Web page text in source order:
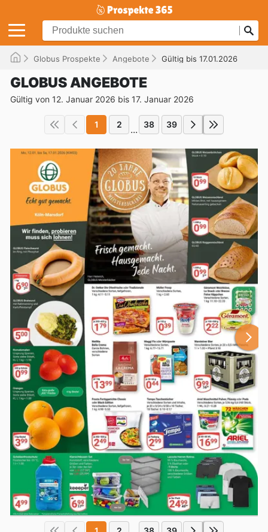
Globus Prospekte Angebote Gültig bis 17.01.2026
GLOBUS ANGEBOTE
Gültig von 12. Januar 2026 bis 17. Januar 2026
1 2 ... 38 39